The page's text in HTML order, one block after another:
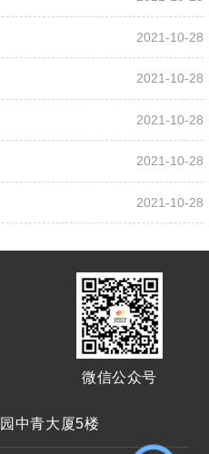
2021-10-28
2021-10-28
2021-10-28
2021-10-28
2021-10-28
微信公众号
中青大厦5楼